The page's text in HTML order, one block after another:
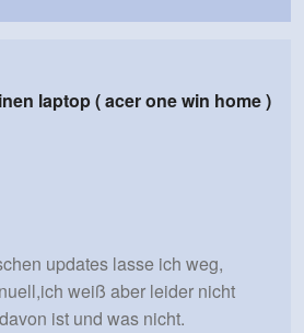
laptop ( acer one win home )
updates lasse ich weg,
weiß aber leider nicht
ist und was nicht.